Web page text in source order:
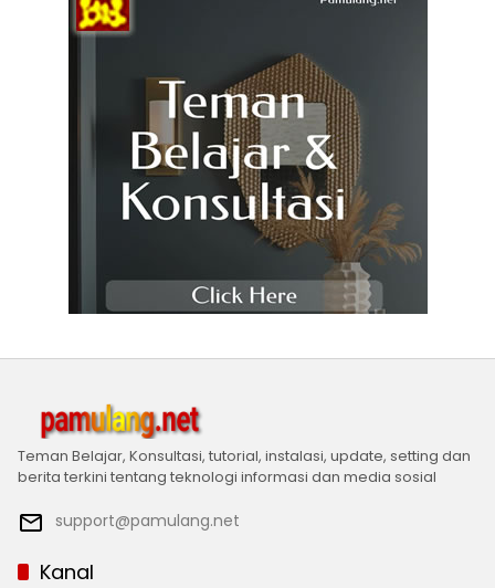
Teman Belajar, Konsultasi, tutorial, instalasi, update, setting dan
berita terkini tentang teknologi informasi dan media sosial
support@pamulang.net
Kanal